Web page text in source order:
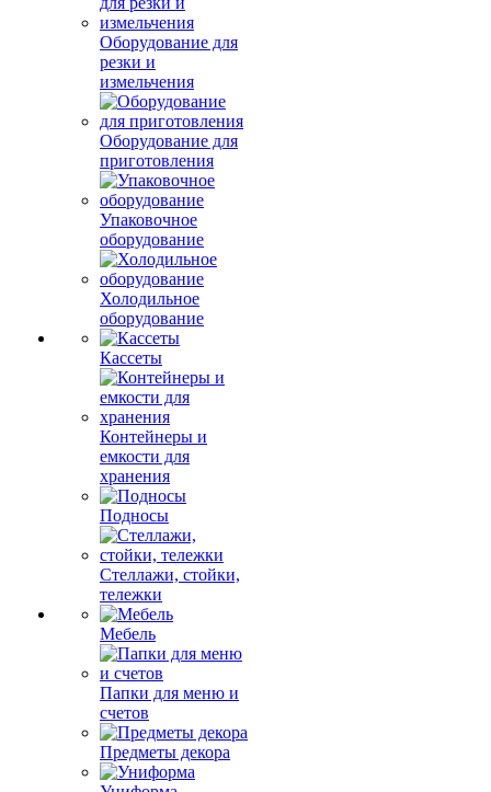
Оборудование для
резки и
измельчения
Оборудование для
приготовления
Упаковочное
оборудование
Холодильное
оборудование
Кассеты
Контейнеры и
емкости для
хранения
Подносы
Стеллажи, стойки,
тележки
Мебель
Папки для меню и
счетов
Предметы декора